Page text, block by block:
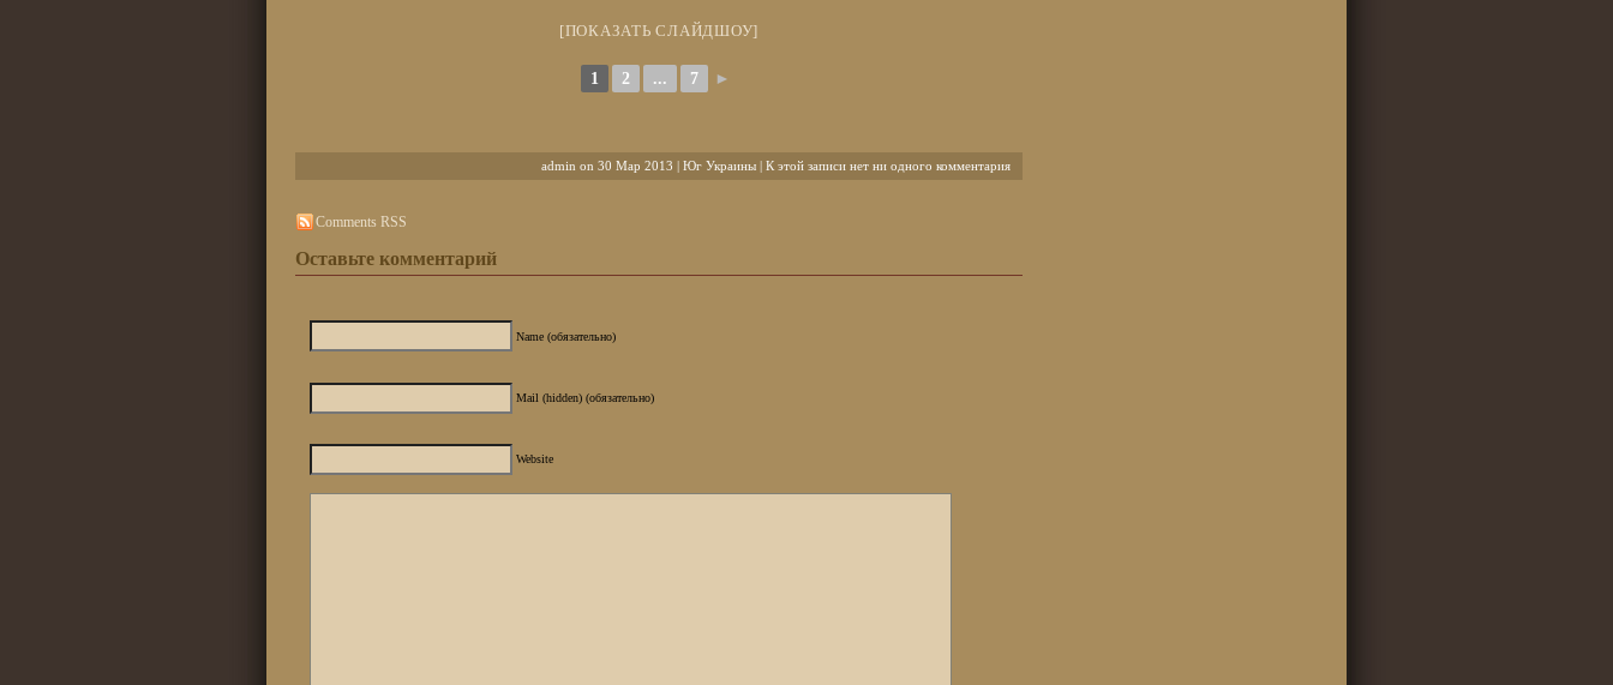
[ПОКАЗАТЬ СЛАЙДШОУ]
1 2 ... 7 ►
admin on 30 Мар 2013 | Юг Украины| К этой записи нет ни одного комментария
Comments RSS
Оставьте комментарий
Name (обязательно)
Mail (hidden) (обязательно)
Website